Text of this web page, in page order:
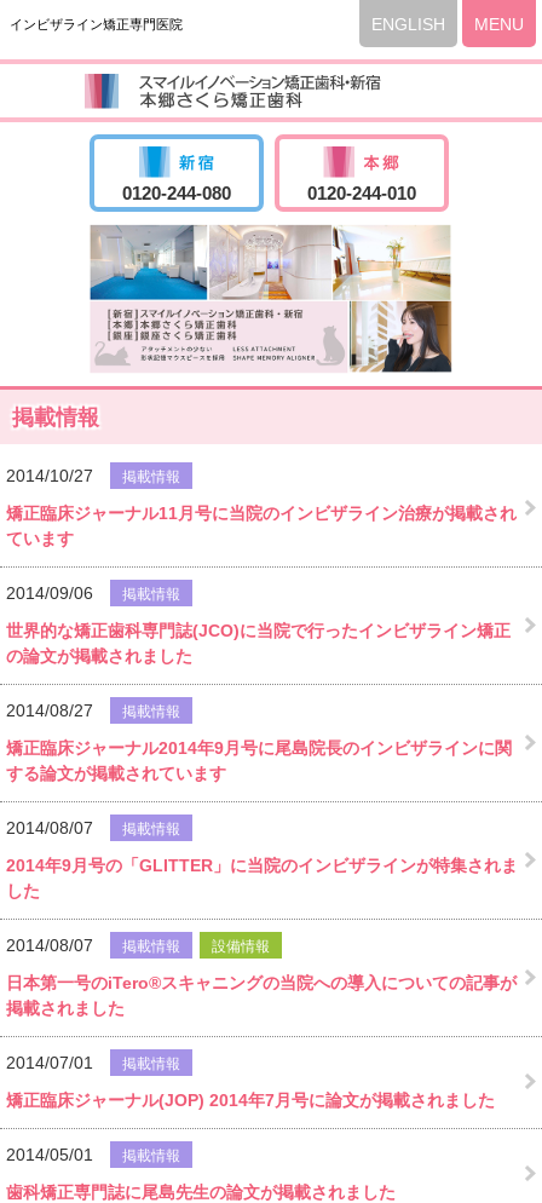
インビザライン矯正専門医院 ENGLISH MENU
0120-244-080 0120-244-010
掲載情報
2014/10/27 掲載情報
矯正臨床ジャーナル11月号に当院のインビザライン治療が掲載され
ています
2014/09/06 掲載情報
世界的な矯正歯科専門誌(JCO)に当院で行ったインビザライン矯正
の論文が掲載されました
2014/08/27 掲載情報
矯正臨床ジャーナル2014年9月号に尾島院長のインビザラインに関
する論文が掲載されています
2014/08/07 掲載情報
2014年9月号の「GLITTER」に当院のインビザラインが特集されま
した
2014/08/07 掲載情報 設備情報
日本第一号のiTero®スキャニングの当院への導入についての記事が
掲載されました
2014/07/01 掲載情報
矯正臨床ジャーナル(JOP) 2014年7月号に論文が掲載されました
2014/05/01 掲載情報
歯科矯正専門誌に尾島先生の論文が掲載されました